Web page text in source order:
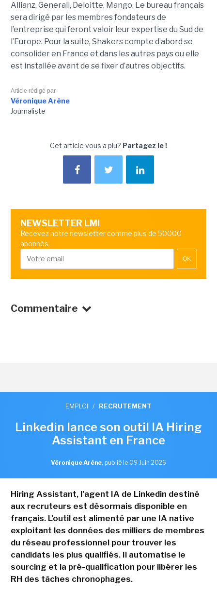
Allianz, Generali, Deloitte, Mango. Le bureau français
sera dirigé par les membres fondateurs de
l’entreprise qui feront valoir leur expertise du Sud de
l’Europe. Pour la suite, Shakers compte d’abord se
consolider en France et dans les autres pays ou elle
est installée avant de se fixer d’autres objectifs.
Article rédigé par
Véronique Arène
Journaliste
Cet article vous a plu? Partagez le !
NEWSLETTER LMI
Recevez notre newsletter comme plus de 50000
abonnés
OK
Commentaire
EMPLOI / RECRUTEMENT
Linkedin lance son outil IA Hiring
Assistant en France
Véronique Arène, publié le 09 Juin 2026
Hiring Assistant, l'agent IA de Linkedin destiné
aux recruteurs est désormais disponible en
français. L'outil est alimenté par une IA native
exploitant les données des milliers de membres
du réseau professionnel pour trouver les
candidats les plus qualifiés. Il automatise le
sourcing et la pré-qualification pour libérer les
RH des tâches chronophages.